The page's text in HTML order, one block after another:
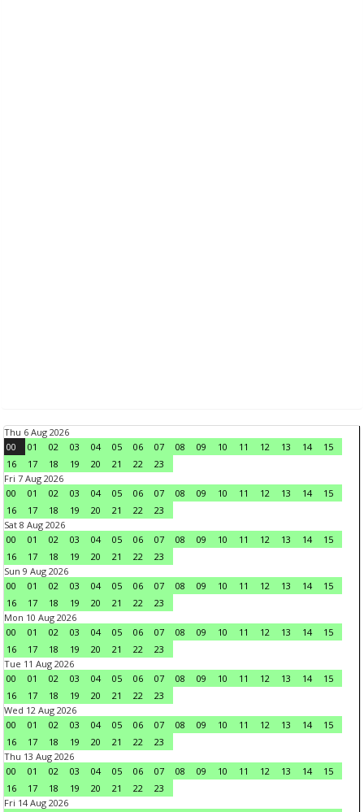
Thu 6 Aug 2026
00
01 02 03 04 05 06 07 08 09 10 11 12 13 14
15
16
17 18 19 20 21 22
23
Fri 7 Aug 2026
00
01 02 03 04 05 06 07 08 09 10 11 12 13 14
15
16
17 18 19 20 21 22
23
Sat 8 Aug 2026
00
01 02 03 04 05 06 07 08 09 10 11 12 13 14
15
16
17 18 19 20 21 22
23
Sun 9 Aug 2026
00
01 02 03 04 05 06 07 08 09 10 11 12 13 14
15
16
17 18 19 20 21 22
23
Mon 10 Aug 2026
00
01 02 03 04 05 06 07 08 09 10 11 12 13 14
15
16
17 18 19 20 21 22
23
Tue 11 Aug 2026
00
01 02 03 04 05 06 07 08 09 10 11 12 13 14
15
16
17 18 19 20 21 22
23
Wed 12 Aug 2026
00
01 02 03 04 05 06 07 08 09 10 11 12 13 14
15
16
17 18 19 20 21 22
23
Thu 13 Aug 2026
00
01 02 03 04 05 06 07 08 09 10 11 12 13 14
15
16
17 18 19 20 21 22
23
Fri 14 Aug 2026